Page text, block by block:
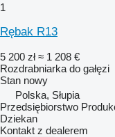
1
Rębak R13
5 200 zł ≈ 1 208 €
Rozdrabniarka do gałęzi
Stan nowy
Polska, Słupia
Przedsiębiorstwo
Dziekan
Kontakt z dealerem